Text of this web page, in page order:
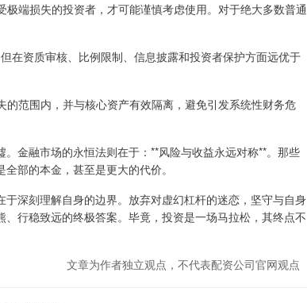
端损失的投资者，才可能谨慎考虑使用。对于绝大多数普通
在资质审核、比例限制、信息披露和投资者保护方面远优于
范围内，并与核心资产有效隔离，避免引发系统性财务危
金融市场的永恒法则在于：**风险与收益永远对称**。那些
部的本金，甚至是更大的代价。
深刻理解自身的边界。放弃对虚幻杠杆的迷恋，坚守与自身
行稳致远的终极答案。毕竟，投资是一场马拉松，其终点不
文章为作者独立观点，不代表配资公司官网观点